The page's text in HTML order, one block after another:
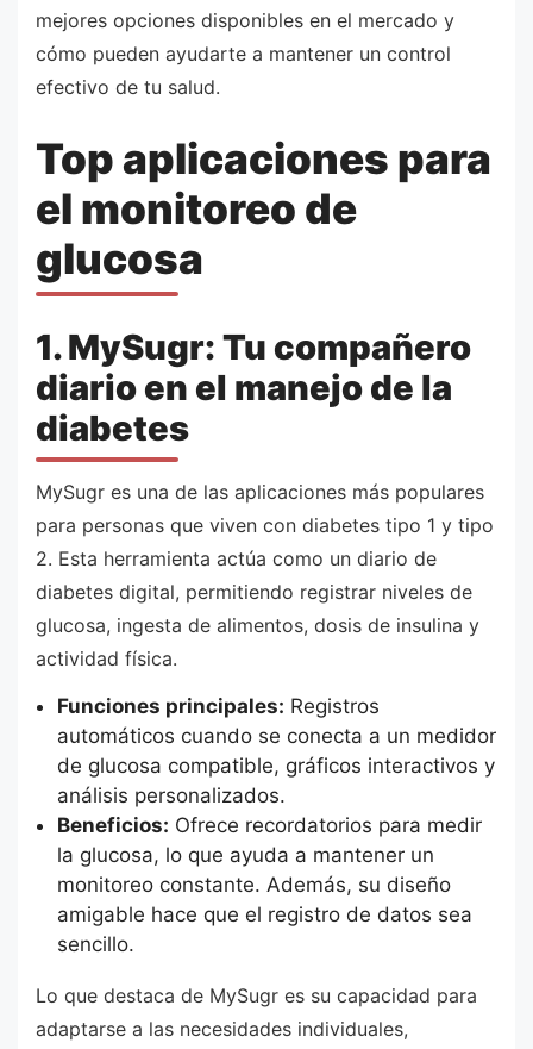
mejores opciones disponibles en el mercado y
cómo pueden ayudarte a mantener un control
efectivo de tu salud.
Top aplicaciones para
el monitoreo de
glucosa
1. MySugr: Tu compañero
diario en el manejo de la
diabetes
MySugr es una de las aplicaciones más populares
para personas que viven con diabetes tipo 1 y tipo
2. Esta herramienta actúa como un diario de
diabetes digital, permitiendo registrar niveles de
glucosa, ingesta de alimentos, dosis de insulina y
actividad física.
Funciones principales: Registros
automáticos cuando se conecta a un medidor
de glucosa compatible, gráficos interactivos y
análisis personalizados.
Beneficios: Ofrece recordatorios para medir
la glucosa, lo que ayuda a mantener un
monitoreo constante. Además, su diseño
amigable hace que el registro de datos sea
sencillo.
Lo que destaca de MySugr es su capacidad para
adaptarse a las necesidades individuales,